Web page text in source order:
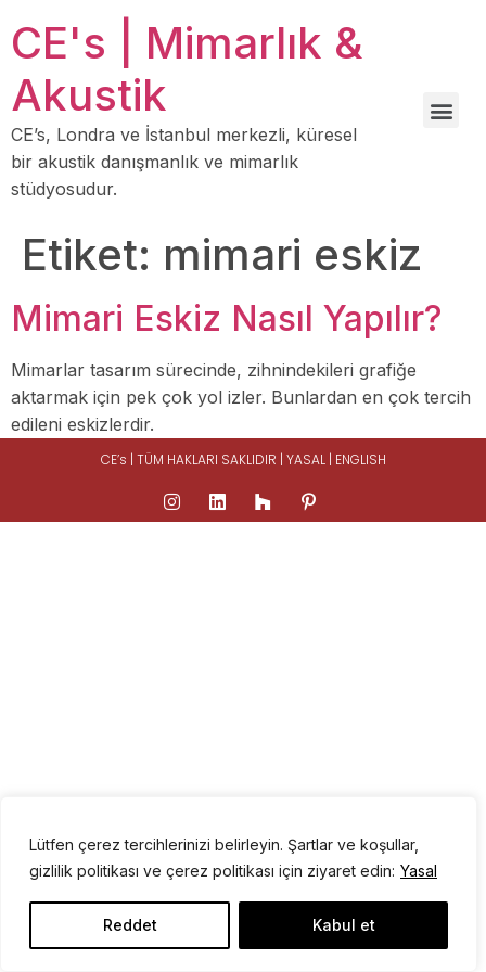
Lütfen çerez tercihlerinizi belirleyin. Şartlar ve koşullar,
gizlilik politikası ve çerez politikası için ziyaret edin: Yasal
Reddet Kabul et
CE's | Mimarlık &
Akustik
CE’s, Londra ve İstanbul merkezli, küresel
bir akustik danışmanlık ve mimarlık
stüdyosudur.
Etiket: mimari eskiz
Mimari Eskiz Nasıl Yapılır?
Mimarlar tasarım sürecinde, zihnindekileri grafiğe
aktarmak için pek çok yol izler. Bunlardan en çok tercih
edileni eskizlerdir.
CE’s | TÜM HAKLARI SAKLIDIR | YASAL | ENGLISH